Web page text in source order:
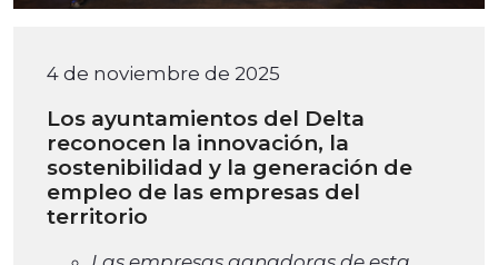
4 de noviembre de 2025
Los ayuntamientos del Delta
reconocen la innovación, la
sostenibilidad y la generación de
empleo de las empresas del
territorio